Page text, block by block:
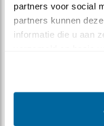
partners voor social
partners kunnen
informatie die u aan